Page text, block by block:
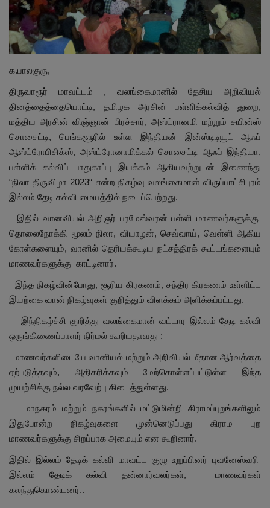
மாநிலம்
சினிமா
மூழ்கிய மருமகள்!
Contact
விளையாட்டு
கிரைம்
க.பாலகுரு,
திருவாரூர் மாவட்டம் , வலங்கைமானில் தேசிய அறிவியல்
தினத்தைத்தையொட்டி, தமிழக அரசின் பள்ளிக்கல்வித் துறை,
மத்திய அரசின் விஞ்ஞான் பிரச்சார், அஸ்ட்ரானமி மற்றும் சயின்ஸ்
சொசைட்டி, பெங்களூரில் உள்ள இந்தியன் இன்ஸ்டிடியூட் ஆஃப்
ஆஸ்ட்ரோபிசிக்ஸ், அஸ்ட்ரோனாமிக்கல் சொசைட்டி ஆஃப் இந்தியா,
பள்ளிக் கல்விப் பாதுகாப்பு இயக்கம் ஆகியவற்றுடன் இணைந்து
“நிலா திருவிழா 2023“ என்ற நிகழ்வு வலங்கைமான் விருப்பாட்சிபுரம்
இல்லம் தேடி கல்வி மையத்தில் நடைப்பெற்றது.
இதில் வானவியல் அறிஞர் பரமேஸ்வரன் பள்ளி மாணவர்களுக்கு
தொலைநோக்கி மூலம் நிலா, வியாழன், செவ்வாய், வெள்ளி ஆகிய
கோள்களையும், வானில் தெரியக்கூடிய நட்சத்திரக் கூட்டங்களையும்
மாணவர்களுக்கு காட்டினார்.
இந்த நிகழ்வின்போது, சூரிய கிரகணம், சந்திர கிரகணம் உள்ளிட்ட
இயற்கை வான் நிகழ்வுகள் குறித்தும் விளக்கம் அளிக்கப்பட்டது.
இந்நிகழ்ச்சி குறித்து வலங்கைமான் வட்டார இல்லம் தேடி கல்வி
ஒருங்கிணைப்பாளர் நிர்மல் கூறியதாவது :
மாணவர்களிடையே வானியல் மற்றும் அறிவியல் மீதான ஆர்வத்தை
ஏற்படுத்தவும், அதிகரிக்கவும் மேற்கொள்ளப்பட்டுள்ள இந்த
முயற்சிக்கு நல்ல வரவேற்பு கிடைத்துள்ளது.
மாநகரம் மற்றும் நகரங்களில் மட்டுமின்றி கிராமப்புறங்களிலும்
இதுபோன்ற நிகழ்வுகளை முன்னெடுப்பது கிராம புற
மாணவர்களுக்கு சிறப்பாக அமையும் என கூறினார்.
இதில் இல்லம் தேடிக் கல்வி மாவட்ட குழு உறுப்பினர் புவனேஸ்வரி
இல்லம் தேடிக் கல்வி தன்னார்வலர்கள், மாணவர்கள்
கலந்துகொண்டனர்..